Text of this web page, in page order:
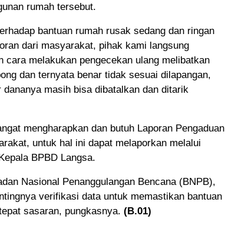
rumah tersebut.
bantuan rumah rusak sedang dan ringan
dari masyarakat, pihak kami langsung
cara melakukan pengecekan ulang melibatkan
dan ternyata benar tidak sesuai dilapangan,
dananya masih bisa dibatalkan dan ditarik
mengharapkan dan butuh Laporan Pengaduan
untuk hal ini dapat melaporkan melalui
BPBD Langsa.
Nasional Penanggulangan Bencana (BNPB),
verifikasi data untuk memastikan bantuan
sasaran, pungkasnya. (B.01)